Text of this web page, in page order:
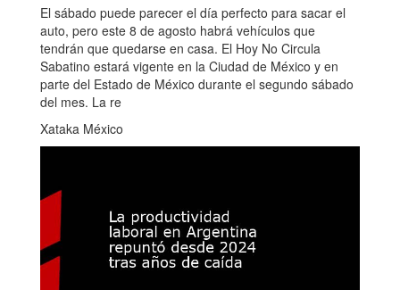
El sábado puede parecer el día perfecto para sacar el
auto, pero este 8 de agosto habrá vehículos que
tendrán que quedarse en casa. El Hoy No Circula
Sabatino estará vigente en la Ciudad de México y en
parte del Estado de México durante el segundo sábado
del mes. La re
Xataka México